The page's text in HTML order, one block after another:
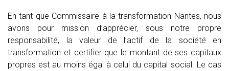
En tant que Commissaire à la transformation Nantes, nous
avons pour mission d’apprécier, sous notre propre
responsabilité, la valeur de l’actif de la société en
transformation et certifier que le montant de ses capitaux
propres est au moins égal à celui du capital social. Le cas